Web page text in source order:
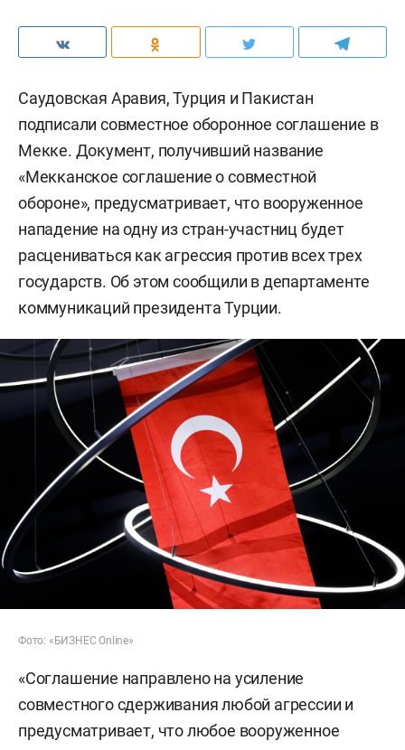
Саудовская Аравия, Турция и Пакистан
подписали совместное оборонное соглашение в
Мекке. Документ, получивший название
«Мекканское соглашение о совместной
обороне», предусматривает, что вооруженное
нападение на одну из стран-участниц будет
расцениваться как агрессия против всех трех
государств. Об этом сообщили в департаменте
коммуникаций президента Турции.
Фото: «БИЗНЕС Online»
«Соглашение направлено на усиление
совместного сдерживания любой агрессии и
предусматривает, что любое вооруженное